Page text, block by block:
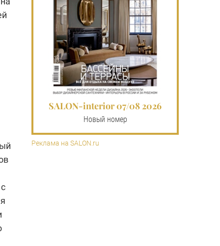
SALON-interior 07/08 2026
Новый номер
Реклама на SALON.ru